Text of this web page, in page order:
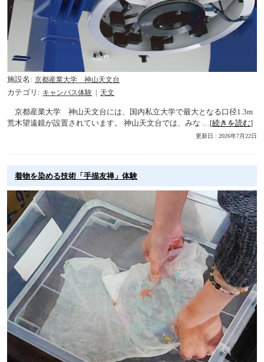
施設名
京都産業大学 神山天文台
カテゴリ
キャンパス体験 天文
京都産業大学 神山天文台には、国内私立大学で最大となる口径1.3m
荒木望遠鏡が設置されています。 神山天文台では、みな …[続きを読む]
更新日 : 2026年7月22日
着物を染める技術「手描友禅」体験